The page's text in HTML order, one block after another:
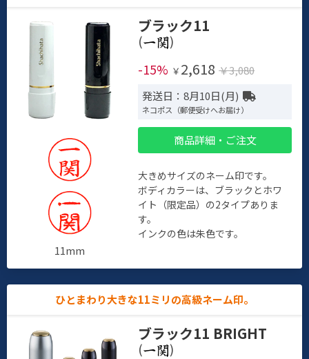
11mm
ブラック11
(
)
-15% ￥ 2,618 ￥3,080
発送日：8月10日(月)
ネコポス（郵便受けへお届け）
商品詳細・ご注文
大きめサイズのネーム印です。
ボディカラーは、ブラックとホワ
イト（限定品）の2タイプありま
す。
インクの色は朱色です。
ひとまわり大きな11ミリの高級ネーム印。
ブラック11 BRIGHT
(
)